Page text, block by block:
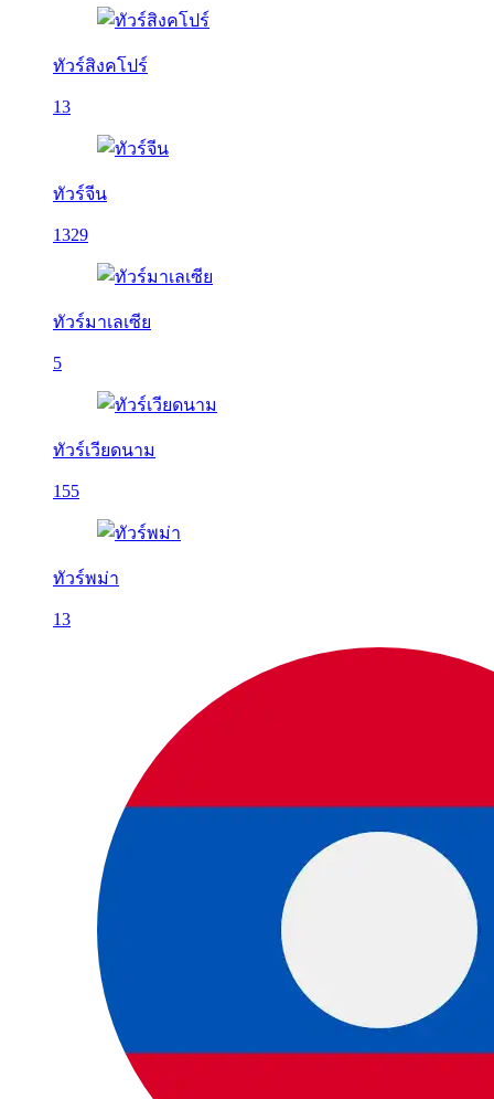
ทัวร์สิงคโปร์
13
ทัวร์จีน
1329
ทัวร์มาเลเซีย
5
ทัวร์เวียดนาม
155
ทัวร์พม่า
13